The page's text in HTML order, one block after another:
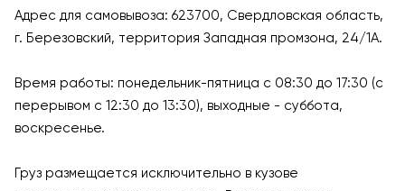
Адрес для самовывоза: 623700, Свердловская область,
г. Березовский, территория Западная промзона, 24/1А.
Время работы: понедельник-пятница с 08:30 до 17:30 (с
перерывом с 12:30 до 13:30), выходные - суббота,
воскресенье.
Груз размещается исключительно в кузове